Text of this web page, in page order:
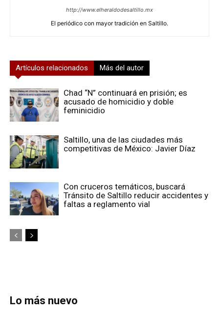
http://www.elheraldodesaltillo.mx
El periódico con mayor tradición en Saltillo.
Artículos relacionados Más del autor
Chad “N” continuará en prisión; es
acusado de homicidio y doble
feminicidio
Saltillo, una de las ciudades más
competitivas de México: Javier Díaz
Con cruceros temáticos, buscará
Tránsito de Saltillo reducir accidentes y
faltas a reglamento vial
Lo más nuevo